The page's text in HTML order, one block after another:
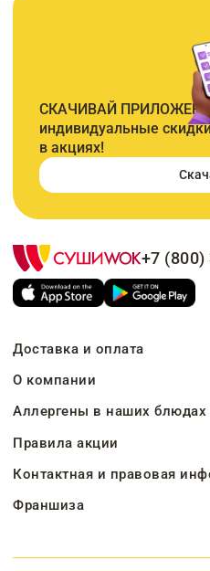
СКАЧИВАЙ
индивидуальные
в акциях!
+7 (800)
Доставка и оплата
О компании
Аллергены в наших блюдах
Правила акции
Контактная и правовая
Франшиза